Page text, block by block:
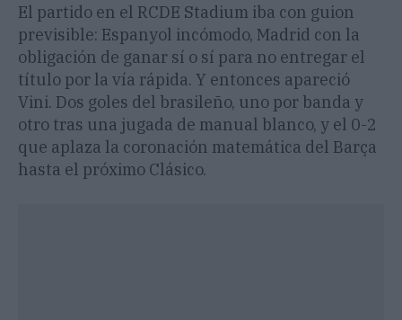
El partido en el RCDE Stadium iba con guion
previsible: Espanyol incómodo, Madrid con la
obligación de ganar sí o sí para no entregar el
título por la vía rápida. Y entonces apareció
Vini. Dos goles del brasileño, uno por banda y
otro tras una jugada de manual blanco, y el 0-2
que aplaza la coronación matemática del Barça
hasta el próximo Clásico.